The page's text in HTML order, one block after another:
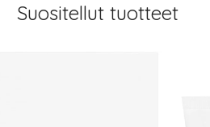
Suositellut tuotteet